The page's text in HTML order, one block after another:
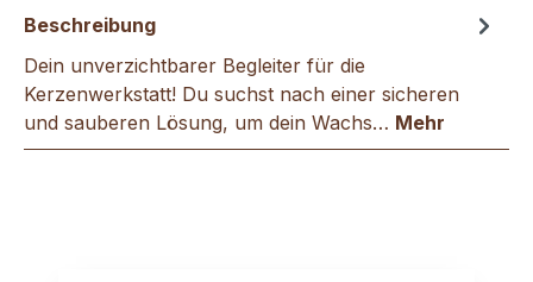
Beschreibung
Dein unverzichtbarer Begleiter für die
Kerzenwerkstatt! Du suchst nach einer sicheren
und sauberen Lösung, um dein Wachs… Mehr